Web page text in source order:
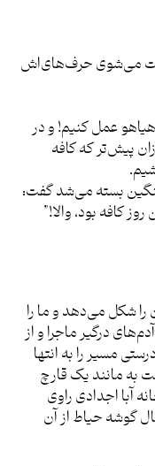
می‌شوی حرف‌های‌اش
عمل کنیم! و در
پیش‌تر که کافه
بسته می‌شد گفت:
کافه بود، والا!”
را شکل می‌دهد و ما را
درگیر ماجرا و از
مسیر را به انتها
به مانند یک قارچ
آبا اجدادی راوی
گوشه حیاط از آن